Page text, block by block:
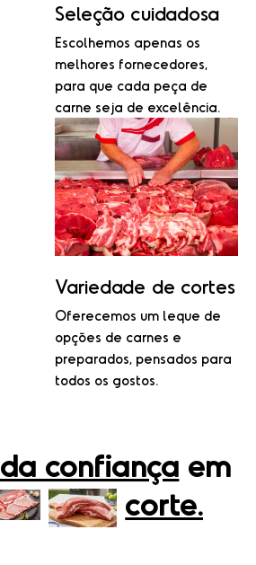
Seleção cuidadosa
Escolhemos apenas os
melhores fornecedores,
para que cada peça de
carne seja de excelência.
Variedade de cortes
Oferecemos um leque de
opções de carnes e
preparados, pensados para
todos os gostos.
da confiança em
corte.